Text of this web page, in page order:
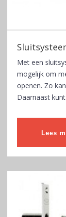
Met een
mogelijk om
openen. Zo
Daarnaast
Lees